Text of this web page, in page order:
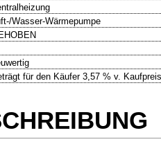
Wasser-Wärmepumpe
für den Käufer 3,57 % v.